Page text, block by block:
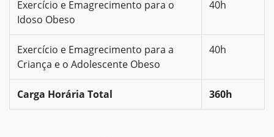
Exercício e Emagrecimento para o
Idoso Obeso
40h
Exercício e Emagrecimento para a
Criança e o Adolescente Obeso
40h
Carga Horária Total 360h